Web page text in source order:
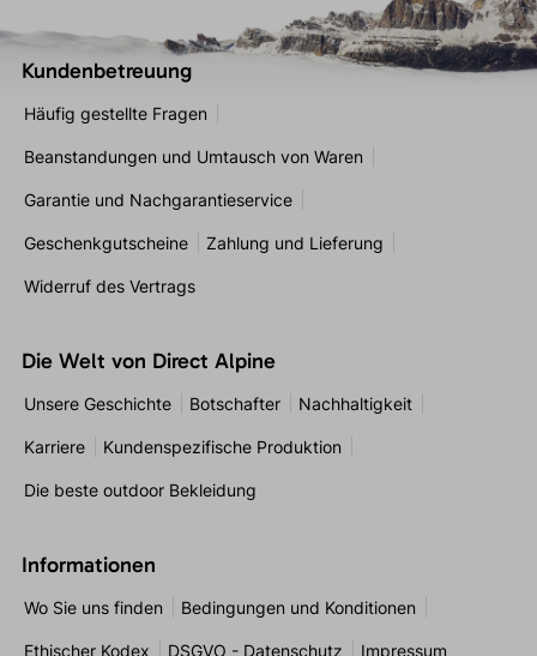
Kundenbetreuung
Häufig gestellte Fragen
Beanstandungen und Umtausch von Waren
Garantie und Nachgarantieservice
Geschenkgutscheine Zahlung und Lieferung
Widerruf des Vertrags
Die Welt von Direct Alpine
Unsere Geschichte Botschafter Nachhaltigkeit
Karriere Kundenspezifische Produktion
Die beste outdoor Bekleidung
Informationen
Wo Sie uns finden Bedingungen und Konditionen
Ethischer Kodex DSGVO - Datenschutz Impressum